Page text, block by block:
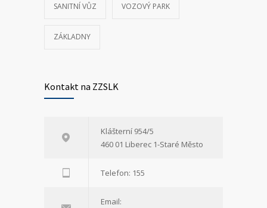
SANITNÍ VŮZ VOZOVÝ PARK
ZÁKLADNY
Kontakt na ZZSLK
Klášterní 954/5
460 01 Liberec 1-Staré Město
Telefon: 155
Email: